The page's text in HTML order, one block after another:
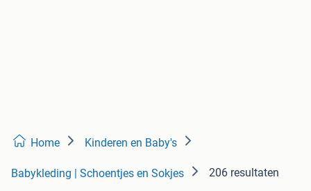
Home Kinderen en Baby's
Babykleding | Schoentjes en Sokjes 206 resultaten